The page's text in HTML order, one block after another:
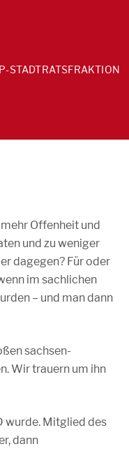
STADTRATSFRAKTION
Offenheit und
und zu weniger
dagegen? Für oder
im sachlichen
– und man dann
sachsen-
Wir trauern um ihn
wurde. Mitglied des
dann